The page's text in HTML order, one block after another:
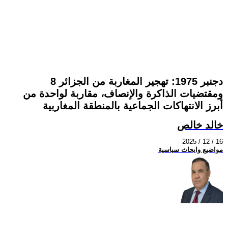
8 دجنبر 1975: تهجير المغاربة من الجزائر
ومقتضيات الذاكرة والإنصاف، مقاربة لواحدة من
أبرز الانتهاكات الجماعية بالمنطقة المغاربية
خالد خالص
2025 / 12 / 16
مواضيع وابحاث سياسية